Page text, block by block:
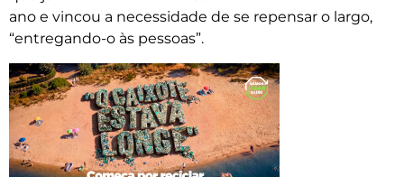
ano e vincou a necessidade de se repensar o largo,
“entregando-o às pessoas”.